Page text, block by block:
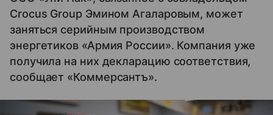
Crocus Group Эмином Агаларовым, может
заняться серийным производством
энергетиков «Армия России». Компания уже
получила на них декларацию соответствия,
сообщает «Коммерсантъ».